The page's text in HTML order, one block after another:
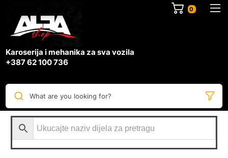
0
Karoserija i mehanika za sva vozila
+387 62 100 736
What are you looking for?